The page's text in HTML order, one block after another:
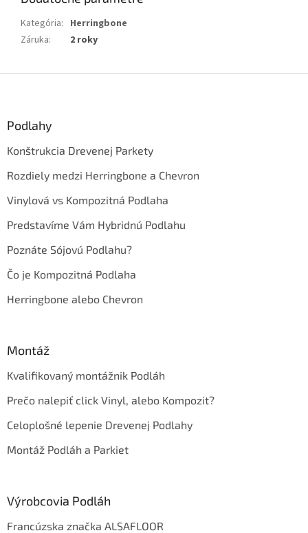
Kategória: Herringbone
Záruka: 2 roky
Podlahy
Konštrukcia Drevenej Parkety
Rozdiely medzi Herringbone a Chevron
Vinylová vs Kompozitná Podlaha
Predstavíme Vám Hybridnú Podlahu
Poznáte Sójovú Podlahu?
Čo je Kompozitná Podlaha
Herringbone alebo Chevron
Montáž
Kvalifikovaný montážnik Podláh
Prečo nalepiť click Vinyl, alebo Kompozit?
Celoplošné lepenie Drevenej Podlahy
Montáž Podláh a Parkiet
Výrobcovia Podláh
Francúzska značka ALSAFLOOR